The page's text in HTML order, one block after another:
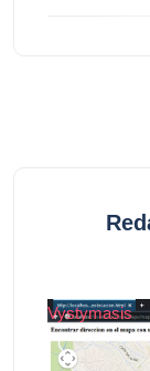
Vystymasis